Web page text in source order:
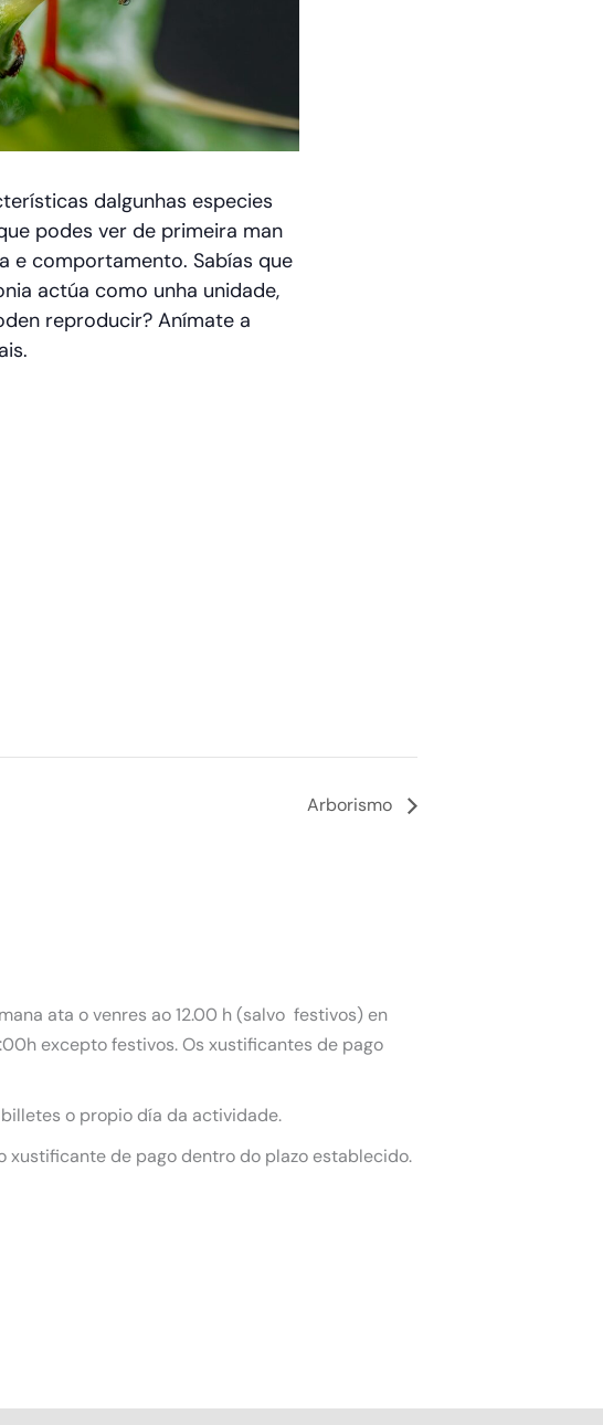
dalgunhas especies
podes ver de primeira man
e comportamento. Sabías que
actúa como unha unidade,
reproducir? Anímate a
Arborismo
ata o venres ao 12.00 h (salvo festivos) en
excepto festivos. Os xustificantes de pago
o propio día da actividade.
xustificante de pago dentro do plazo establecido.